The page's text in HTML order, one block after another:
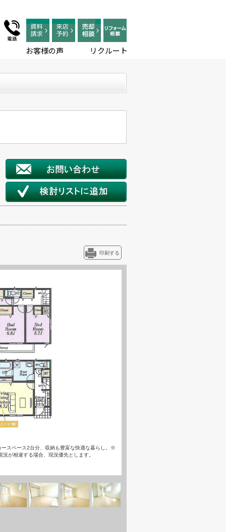
お客様の声 リクルート
印刷する
スペース2台分、収納も豊富な快適な暮らし。※
が相違する場合、現況優先とします。